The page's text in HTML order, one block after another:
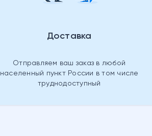
Доставка
Отправляем ваш заказ в любой
населенный пункт России в том числе
труднодоступный